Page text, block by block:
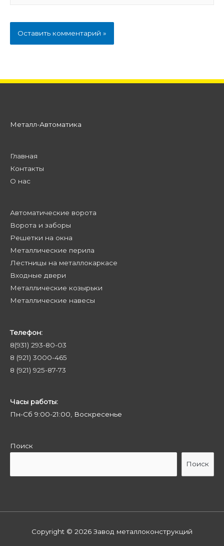
Металл-Автоматика
Главная
Контакты
О нас
Автоматические ворота
Ворота и заборы
Решетки на окна
Металлические перила
Лестницы на металлокаркасе
Входные двери
Металлические козырьки
Металлические навесы
Телефон:
8(931) 293-80-03
8 (921) 3000-465
8 (921) 925-87-73
Часы работы:
Пн-Сб 9:00-21:00, Воскресенье
Поиск
Поиск
Copyright © 2026 Завод металлоконструкций